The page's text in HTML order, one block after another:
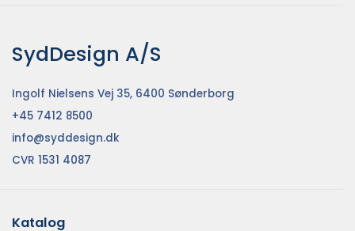
SydDesign A/S
Ingolf Nielsens Vej 35, 6400 Sønderborg
+45 7412 8500
info@syddesign.dk
CVR 1531 4087
Katalog